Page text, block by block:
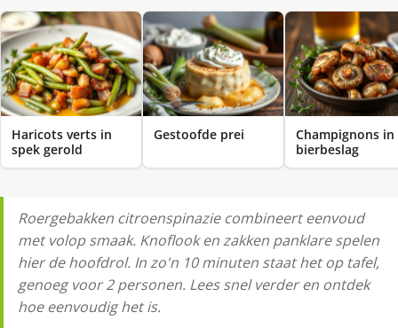
Haricots verts in
spek gerold
Gestoofde prei
Champignons in
bierbeslag
Roergebakken citroenspinazie combineert eenvoud
met volop smaak. Knoflook en zakken panklare spelen
hier de hoofdrol. In zo'n 10 minuten staat het op tafel,
genoeg voor 2 personen. Lees snel verder en ontdek
hoe eenvoudig het is.